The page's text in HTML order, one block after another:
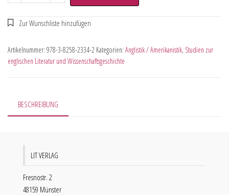
Artikelnummer: 978-3-8258-2334-2 Kategorien: Anglistik / Amerikanistik, Studien zur
englischen Literatur und Wissenschaftsgeschichte
BESCHREIBUNG
LIT VERLAG
Fresnostr. 2
48159 Münster